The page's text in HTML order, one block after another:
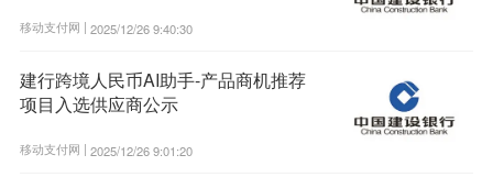
移动支付网 | 2025/12/26 9:40:30
建行跨境人民币AI助手-产品商机推荐
项目入选供应商公示
移动支付网 | 2025/12/26 9:01:20